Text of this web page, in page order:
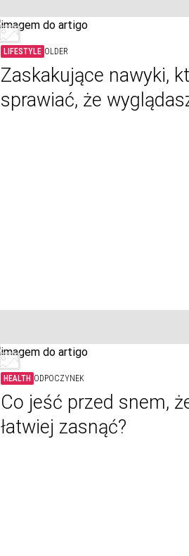
LIFESTYLE OLDER
Zaskakujące nawyki,
sprawiać, że
HEALTH ODPOCZYNEK
Co jeść przed snem,
łatwiej zasnąć?